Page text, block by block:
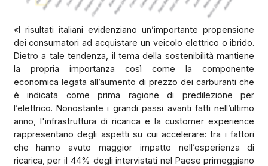
«I risultati italiani evidenziano un’importante propensione
dei consumatori ad acquistare un veicolo elettrico o ibrido.
Dietro a tale tendenza, il tema della sostenibilità mantiene
la propria importanza così come la componente
economica legata all’aumento di prezzo dei carburanti che
è indicata come prima ragione di predilezione per
l’elettrico. Nonostante i grandi passi avanti fatti nell’ultimo
anno, l'infrastruttura di ricarica e la customer experience
rappresentano degli aspetti su cui accelerare: tra i fattori
che hanno avuto maggior impatto nell’esperienza di
ricarica, per il 44% degli intervistati nel Paese primeggiano